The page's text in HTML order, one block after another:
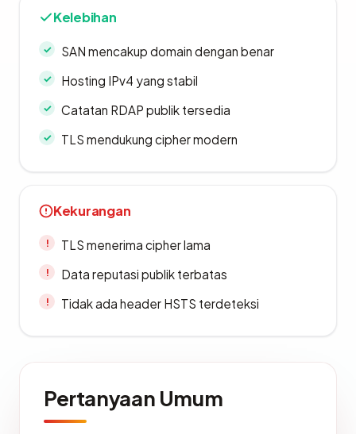
Kelebihan
SAN mencakup domain dengan benar
Hosting IPv4 yang stabil
Catatan RDAP publik tersedia
TLS mendukung cipher modern
Kekurangan
TLS menerima cipher lama
Data reputasi publik terbatas
Tidak ada header HSTS terdeteksi
Pertanyaan Umum